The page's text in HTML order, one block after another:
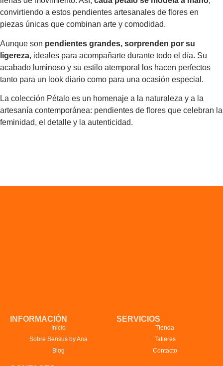
convirtiendo a estos pendientes artesanales de flores en
piezas únicas que combinan arte y comodidad.
Aunque son pendientes grandes, sorprenden por su
ligereza, ideales para acompañarte durante todo el día. Su
acabado luminoso y su estilo atemporal los hacen perfectos
tanto para un look diario como para una ocasión especial.
La colección Pétalo es un homenaje a la naturaleza y a la
artesanía contemporánea: pendientes de flores que celebran la
feminidad, el detalle y la autenticidad.
INFORMACIÓN
Inicio
Sobre Sensus by Ana
Blog
SERVICIOS
Tienda
Talleres
Contacto